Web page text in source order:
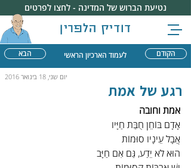
דודיק הלפרין
נטיעת הברוש של המדינה - לחצו לפרטים
הבא הקודם לעמוד הארכיון הראשי
יום שני, 18 בינואר 2016
רגע של אמת
אמת וחובה
אָדָם בּוֹחֵן חֻבַּת חַיָּיו
אֲבָל עֵינָיו סוּמוֹת
הוּא לֹא יֵדַע, גַּם אִם חַיָּב